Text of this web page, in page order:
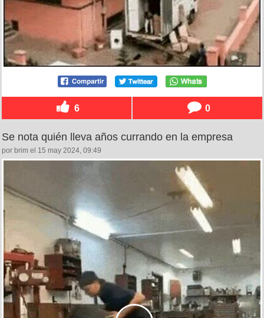
6 0
Se nota quién lleva años currando en la empresa
por brim el 15 may 2024, 09:49